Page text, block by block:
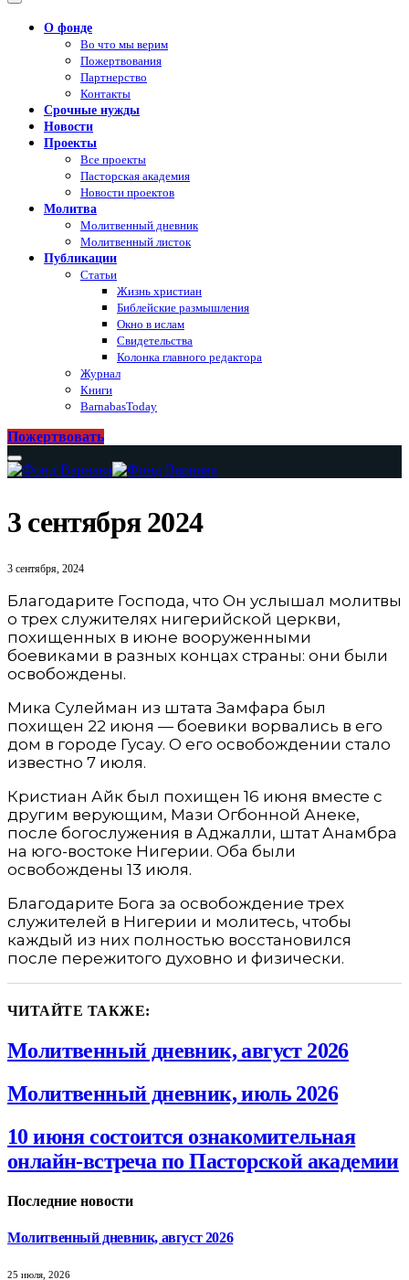
О фонде
Во что мы верим
Пожертвования
Партнерство
Контакты
Срочные нужды
Новости
Проекты
Все проекты
Пасторская академия
Новости проектов
Молитва
Молитвенный дневник
Молитвенный листок
Публикации
Статьи
Жизнь христиан
Библейские размышления
Окно в ислам
Свидетельства
Колонка главного редактора
Журнал
Книги
BarnabasToday
Пожертвовать
3 сентября 2024
3 сентября, 2024
Благодарите Господа, что Он услышал молитвы
о трех служителях нигерийской церкви,
похищенных в июне вооруженными
боевиками в разных концах страны: они были
освобождены.
Мика Сулейман из штата Замфара был
похищен 22 июня — боевики ворвались в его
дом в городе Гусау. О его освобождении стало
известно 7 июля.
Кристиан Айк был похищен 16 июня вместе с
другим верующим, Мази Огбонной Анеке,
после богослужения в Аджалли, штат Анамбра
на юго-востоке Нигерии. Оба были
освобождены 13 июля.
Благодарите Бога за освобождение трех
служителей в Нигерии и молитесь, чтобы
каждый из них полностью восстановился
после пережитого духовно и физически.
ЧИТАЙТЕ ТАКЖЕ:
Молитвенный дневник, август 2026
Молитвенный дневник, июль 2026
10 июня состоится ознакомительная
онлайн-встреча по Пасторской академии
Последние новости
Молитвенный дневник, август 2026
25 июля, 2026